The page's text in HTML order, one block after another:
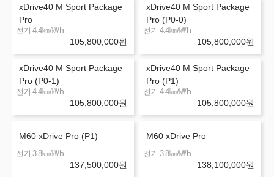
xDrive40 M Sport Package
Pro
전기 4.4㎞/㎾h
105,800,000원
xDrive40 M Sport Package
Pro (P0-0)
전기 4.4㎞/㎾h
105,800,000원
xDrive40 M Sport Package
Pro (P0-1)
전기 4.4㎞/㎾h
105,800,000원
xDrive40 M Sport Package
Pro (P1)
전기 4.4㎞/㎾h
105,800,000원
M60 xDrive Pro (P1)
전기 3.8㎞/㎾h
137,500,000원
M60 xDrive Pro
전기 3.8㎞/㎾h
138,100,000원